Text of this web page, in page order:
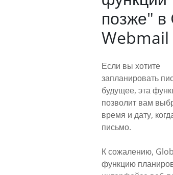
позже" в
Webmail
Если вы хотите
запланировать
будущее, эта
позволит вам
время и дату,
письмо.
К сожалению,
функцию